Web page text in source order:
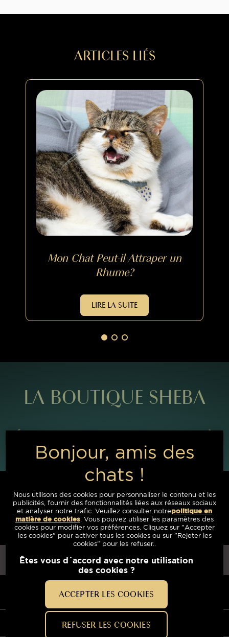
ARTICLES LIÉS
Mon Chat Peut-il Attraper un
Rhume?
LIRE LA SUITE
LA BOUTIQUE SHEBA
Avez-vous des questions?
Envoyez-nous un message
PAYS
NAVIGATION
LES PRODUITS SHEBA®
Nous utilisons des cookies pour personnaliser le contenu et les
publicités, fournir des fonctionnalités liées aux réseaux sociaux
et analyser notre trafic. Veuillez consulter notrepolitique en
matière de cookies(opens in a new tab)
. Vous pouvez utiliser les paramètres des
cookies pour modifier vos préférences. Cliquez sur "Accepter
les cookies" pour activer tous les cookies ou sur "Rejeter les
cookies" pour les refuser..
REFUSER LES COOKIES
ACCEPTER LES COOKIES